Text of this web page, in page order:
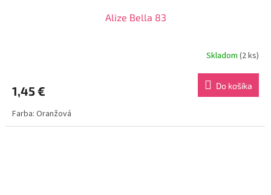
Alize Bella 83
Skladom (2 ks)
1,45 € Do košíka
Farba: Oranžová